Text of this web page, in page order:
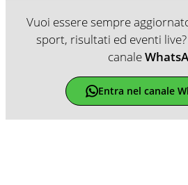
Vuoi essere sempre
sport, risultati ed eventi
canale
Entra nel canale